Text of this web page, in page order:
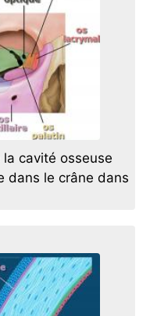
cavité osseuse
dans le crâne dans